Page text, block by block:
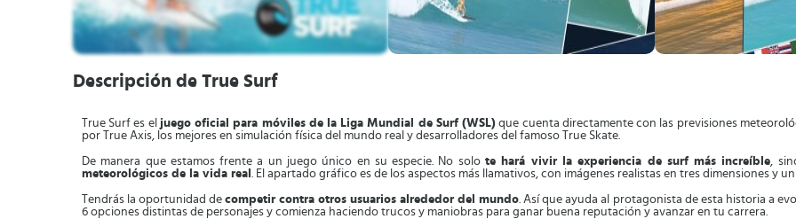
Descripción de True Surf
True Surf es el juego oficial para móviles de la Liga Mundial de Surf (WSL) que cuenta directamente con las previsiones
por True Axis, los mejores en simulación física del mundo real y desarrolladores del famoso True Skate.
De manera que estamos frente a un juego único en su especie. No solote hará vivir la experiencia de surf más increíble,
meteorológicos de la vida real . El apartado gráfico es de los aspectos más llamativos, con imágenes realistas en tres dimensiones y
Tendrás la oportunidad decompetir contra otros usuarios alrededor del mundo. Así que ayuda al protagonista de esta historia a
6 opciones distintas de personajes y comienza haciendo trucos y maniobras para ganar buena reputación y avanzar en tu carrera.